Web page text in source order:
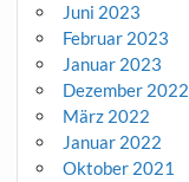
Juni 2023
Februar 2023
Januar 2023
Dezember 2022
März 2022
Januar 2022
Oktober 2021